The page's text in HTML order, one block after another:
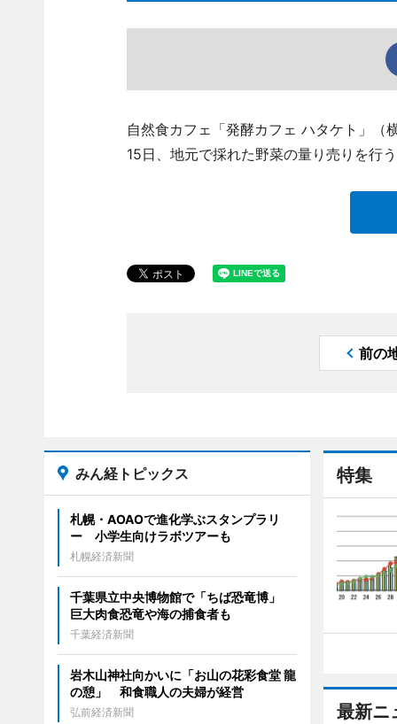
自然食カフェ「発酵カフェ ハタケト」
15日、地元で採れた野菜の量り売りを行
前の
特集
最新ニ
みん経トピックス
札幌・AOAOで進化学ぶスタンプラリ
ー 小学生向けラボツアーも
札幌経済新聞
千葉県立中央博物館で「ちば恐竜博」
巨大肉食恐竜や海の捕食者も
千葉経済新聞
岩木山神社向かいに「お山の花彩食堂 龍
の憩」 和食職人の夫婦が経営
弘前経済新聞